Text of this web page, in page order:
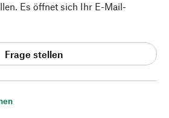
Es öffnet sich Ihr E-Mail-
Frage stellen